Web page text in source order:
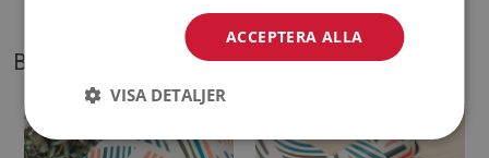
BILDER PÅ VÅR PRODUKT
ACCEPTERA ALLA
VISA DETALJER